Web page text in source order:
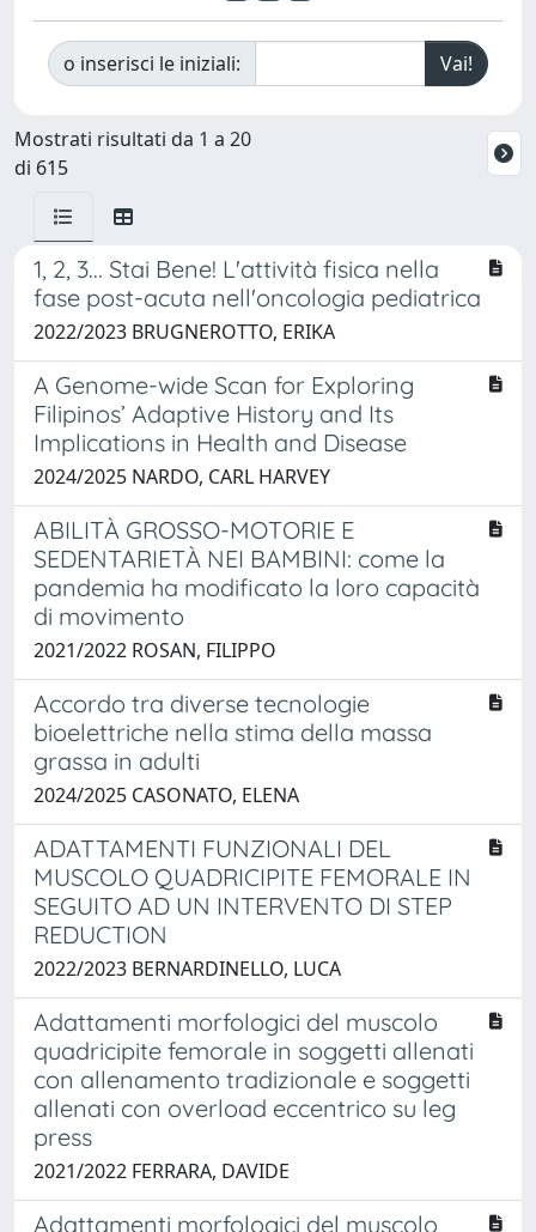
o inserisci le iniziali:
Mostrati risultati da 1 a 20
di 615
1, 2, 3... Stai Bene! L'attività fisica nella
fase post-acuta nell'oncologia pediatrica
2022/2023 BRUGNEROTTO, ERIKA
A Genome-wide Scan for Exploring
Filipinos’ Adaptive History and Its
Implications in Health and Disease
2024/2025 NARDO, CARL HARVEY
ABILITÀ GROSSO-MOTORIE E
SEDENTARIETÀ NEI BAMBINI: come la
pandemia ha modificato la loro capacità
di movimento
2021/2022 ROSAN, FILIPPO
Accordo tra diverse tecnologie
bioelettriche nella stima della massa
grassa in adulti
2024/2025 CASONATO, ELENA
ADATTAMENTI FUNZIONALI DEL
MUSCOLO QUADRICIPITE FEMORALE IN
SEGUITO AD UN INTERVENTO DI STEP
REDUCTION
2022/2023 BERNARDINELLO, LUCA
Adattamenti morfologici del muscolo
quadricipite femorale in soggetti allenati
con allenamento tradizionale e soggetti
allenati con overload eccentrico su leg
press
2021/2022 FERRARA, DAVIDE
Adattamenti morfologici del muscolo